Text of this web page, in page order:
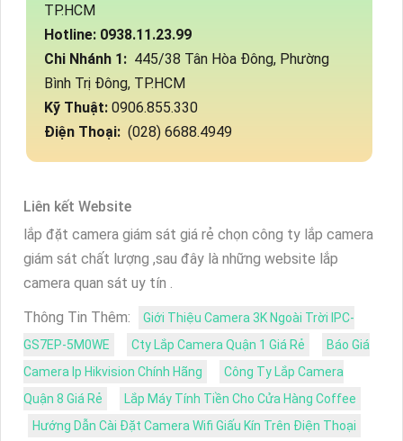
TP.HCM
Hotline: 0938.11.23.99
Chi Nhánh 1: 445/38 Tân Hòa Đông, Phường
Bình Trị Đông, TP.HCM
Kỹ Thuật: 0906.855.330
Điện Thoại: (028) 6688.4949
Liên kết Website
lắp đặt camera giám sát giá rẻ chọn công ty lắp camera
giám sát chất lượng ,sau đây là những website lắp
camera quan sát uy tín .
Thông Tin Thêm:
Giới Thiệu Camera 3K Ngoài Trời IPC-
GS7EP-5M0WE
Cty Lắp Camera Quận 1 Giá Rẻ
Báo Giá
Camera Ip Hikvision Chính Hãng
Công Ty Lắp Camera
Quận 8 Giá Rẻ
Lắp Máy Tính Tiền Cho Cửa Hàng Coffee
Hướng Dẫn Cài Đặt Camera Wifi Giấu Kín Trên Điện Thoại